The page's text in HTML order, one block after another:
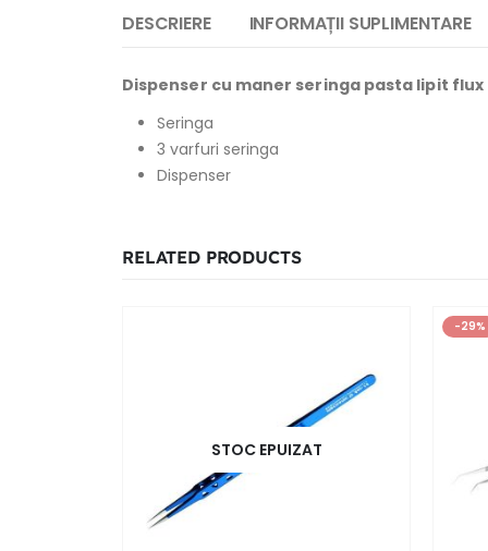
DESCRIERE INFORMAȚII SUPLIMENTARE
Dispenser cu maner seringa pasta lipit
Seringa
3 varfuri seringa
Dispenser
RELATED PRODUCTS
STOC EPUIZAT
-29%